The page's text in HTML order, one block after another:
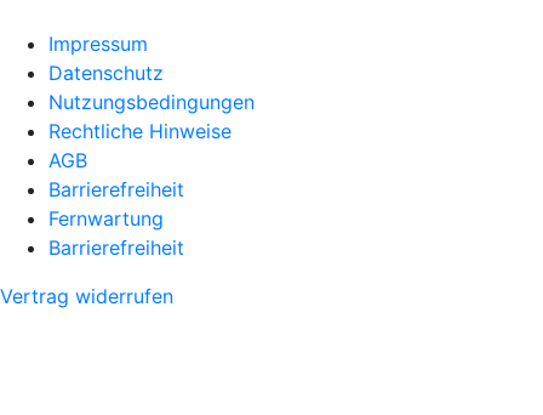
Impressum
Datenschutz
Nutzungsbedingungen
Rechtliche Hinweise
AGB
Barrierefreiheit
Fernwartung
Barrierefreiheit
Vertrag widerrufen